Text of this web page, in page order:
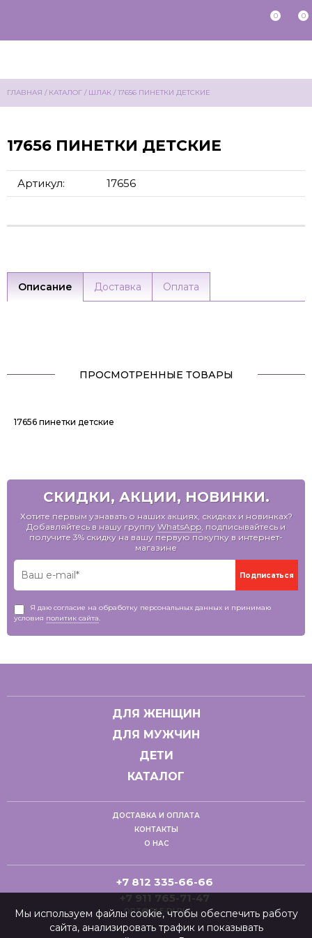
0
0
ГЛАВНАЯ / КАТАЛОГ / ШЛАК /17656 ПИНЕТКИ ДЕТСКИЕ
17656 ПИНЕТКИ ДЕТСКИЕ
Артикул: 17656
Описание Доставка Оплата
ПРОСМОТРЕННЫЕ ТОВАРЫ
17656 пинетки детские
СКИДКИ, АКЦИИ, НОВИНКИ.
Хотите первым узнавать о наших акциях, скидках и новинках?
Добавляйтесь в нашу группу WhatsApp, подписывайтесь и
получите 3% скидку на вашу первую покупку в интернет-
магазине
Я даю согласие на обработку персональных данных и принимаю
условия политик сайта.
ДЛЯ ЖЕНЩИН
ДЛЯ МУЖЧИН
ДЕТИ
КАТАЛОГ
ДОСТАВКА И ОПЛАТА
КОНТАКТЫ
О НАС
+7 812 335-66-66
+7 911 765-71-47
OPT@OLE-DI.RU
Мы используем файлы cookie, чтобы обеспечить работу
сайта, анализировать трафик и показывать